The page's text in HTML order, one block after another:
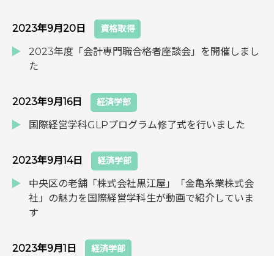
2023年9月20日 資格取得
2023年度「会計専門職合格者座談会」を開催しまし
た
2023年9月16日 経済学部
国際経営学科GLPプログラム修了式を行いました
2023年9月14日 経済学部
中央区の老舗「株式会社黒江屋」「金亀糸業株式会
社」の魅力を国際経営学科生が動画で紹介していま
す
2023年9月1日 経済学部